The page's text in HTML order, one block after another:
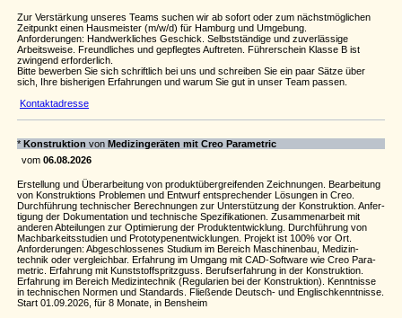
Zur Verstärkung unseres Teams suchen wir ab sofort oder zum nächstmöglichen
Zeitpunkt einen Hausmeister (m/w/d) für Hamburg und Umgebung.
Anforderungen: Handwerkliches Geschick. Selbstständige und zuverlässige
Arbeitsweise. Freundliches und gepflegtes Auftreten. Führerschein Klasse B ist
zwingend erforderlich.
Bitte bewerben Sie sich schriftlich bei uns und schreiben Sie ein paar Sätze über
sich, Ihre bisherigen Erfahrungen und warum Sie gut in unser Team passen.
Kontaktadresse
* Konstruk­tion von Medi­zin­ge­räten mit Creo Para­me­tric
vom 06.08.2026
Erstel­lung und Über­a­r­bei­tung von produkt­über­grei­fenden Zeich­nungen. Bear­bei­tung
von Konstruk­ti­ons ­Pro­blemen und Entwurf entspre­chender Lösungen in Creo.
Durch­füh­rung tech­ni­scher Berech­nungen zur Unter­stüt­zung der Konstruk­tion. Anfer­
ti­gung der Doku­men­ta­tion und tech­ni­sche Spezi­fi­ka­ti­onen. Zusam­me­n­a­r­beit mit
anderen Abtei­lungen zur Opti­mie­rung der Produkt­ent­wick­lung. Durch­füh­rung von
Mach­bar­keits­s­tu­dien und Proto­ty­pen­ent­wick­lungen. Projekt ist 100% vor Ort.
Anfor­de­rungen: Abge­schlos­senes Studium im Bereich Maschi­nenbau, Medi­zin­
technik oder vergleichbar. Erfah­rung im Umgang mit CAD-Soft­ware wie Creo Para­
me­tric. Erfah­rung mit Kunst­stoffspritz­guss. Berufs­er­fah­rung in der Konstruk­tion.
Erfah­rung im Bereich Medi­zin­technik (Regu­la­rien bei der Konstruk­tion). Kennt­nisse
in tech­ni­schen Normen und Stan­dards. Flie­ßende Deutsch- und Englisch­kennt­nisse.
Start 01.09.2026, für 8 Monate, in Bens­heim